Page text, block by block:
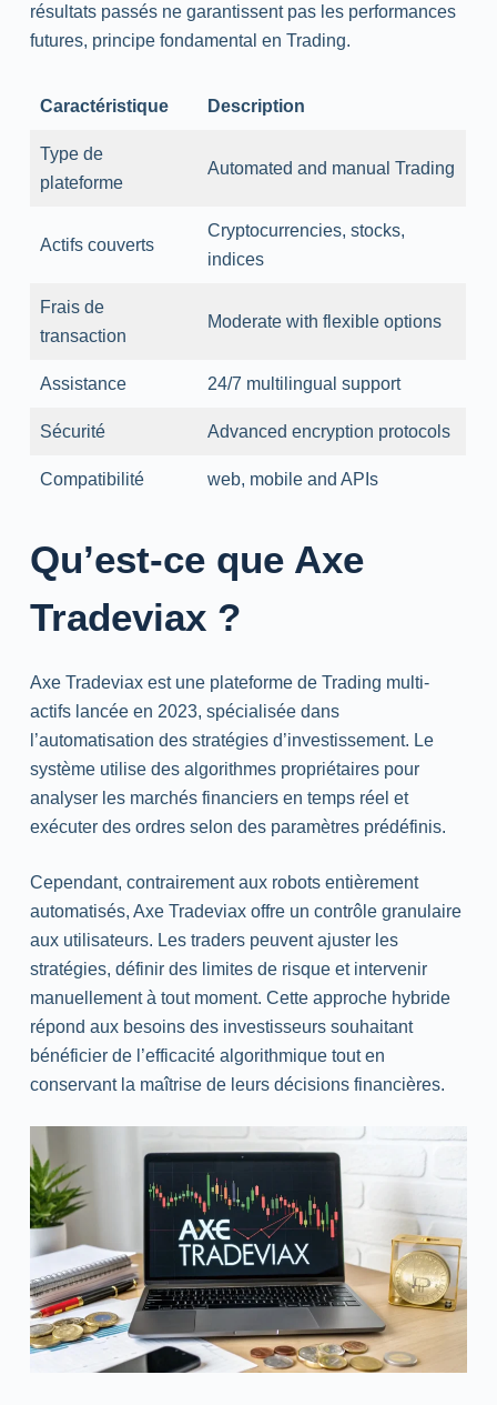
résultats passés ne garantissent pas les performances
futures, principe fondamental en Trading.
Caractéristique Description
Type de
plateforme
Automated and manual Trading
Actifs couverts
Cryptocurrencies, stocks,
indices
Frais de
transaction
Moderate with flexible options
Assistance 24/7 multilingual support
Sécurité Advanced encryption protocols
Compatibilité web, mobile and APIs
Qu’est-ce que Axe
Tradeviax ?
Axe Tradeviax est une plateforme de Trading multi-
actifs lancée en 2023, spécialisée dans
l’automatisation des stratégies d’investissement. Le
système utilise des algorithmes propriétaires pour
analyser les marchés financiers en temps réel et
exécuter des ordres selon des paramètres prédéfinis.
Cependant, contrairement aux robots entièrement
automatisés, Axe Tradeviax offre un contrôle granulaire
aux utilisateurs. Les traderspeuvent ajuster les
stratégies, définir des limites de risque et intervenir
manuellement à tout moment. Cette approche hybride
répond aux besoins des investisseurs souhaitant
bénéficier de l’efficacité algorithmique tout en
conservant la maîtrise de leurs décisions financières.